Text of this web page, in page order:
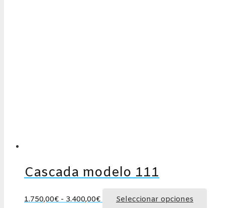
Cascada modelo 111
1.750,00€ - 3.400,00€RangoSeleccionar opciones